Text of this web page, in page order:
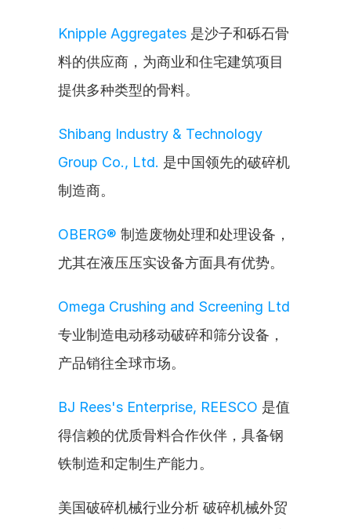
Knipple Aggregates 是沙子和砾石骨
料的供应商，为商业和住宅建筑项目
提供多种类型的骨料。
Shibang Industry & Technology
Group Co., Ltd. 是中国领先的破碎机
制造商。
OBERG® 制造废物处理和处理设备，
尤其在液压压实设备方面具有优势。
Omega Crushing and Screening Ltd
专业制造电动移动破碎和筛分设备，
产品销往全球市场。
BJ Rees's Enterprise, REESCO 是值
得信赖的优质骨料合作伙伴，具备钢
铁制造和定制生产能力。
美国破碎机械行业分析 破碎机械外贸